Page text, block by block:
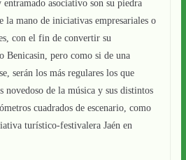
asociativo son su piedra
la mano de iniciativas empresariales o
con el fin de convertir su
Benicasin, pero como si de una
serán los más regulares los que
novedoso de la música y sus distintos
cuadrados de escenario, como
turístico-festivalera Jaén en